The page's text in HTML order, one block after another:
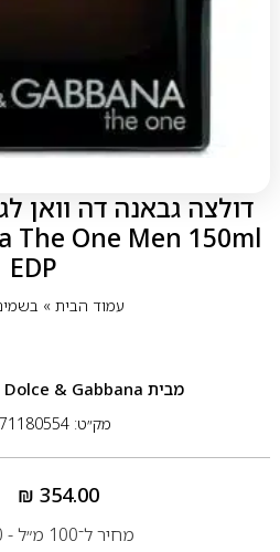
The One Men 150ml
EDP
עמוד הבית»
מבית Dolce & Gabbana – דולצ’ה וגבאנה
מק״ט: 8057971180554
₪ 354.00
מחיר ל־100 מ״ל -